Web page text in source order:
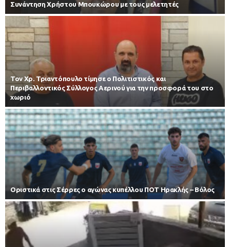
Συνάντηση Χρήστου Μπουκώρου με τους μελετητές
Τον Χρ. Τριαντόπουλο τίμησε ο Πολιτιστικός και
Περιβαλλοντικός Σύλλογος Αερινού για την προσφορά του στο
χωριό
Οριστικά στις Σέρρες ο αγώνας κυπέλλου ΠΟΤ Ηρακλής – Βόλος